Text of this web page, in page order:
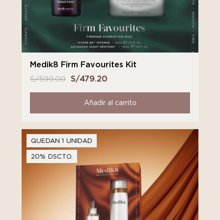
Medik8 Firm Favourites Kit
S/599.00 El
precio
original
era:
S/479.20
precio
actual
es:
Añadir al carrito
QUEDAN 1 UNIDAD
20% DSCTO.